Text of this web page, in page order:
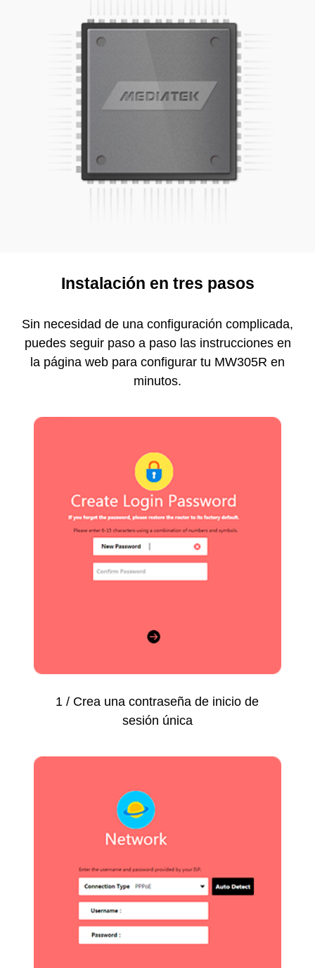
Instalación en tres pasos
Sin necesidad de una configuración complicada,
puedes seguir paso a paso las instrucciones en
la página web para configurar tu MW305R en
minutos.
1 / Crea una contraseña de inicio de
sesión única